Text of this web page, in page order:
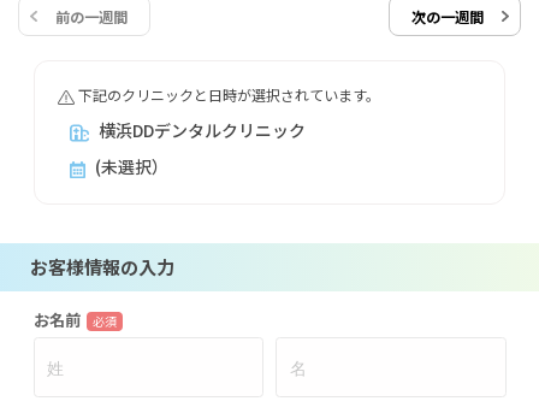
前の一週間 次の一週間
下記のクリニックと日時が選択されています。
横浜DDデンタルクリニック
(未選択）
お客様情報の入力
お名前 必須